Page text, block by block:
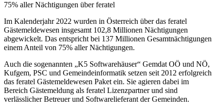
75% aller Nächtigungen über feratel
Im Kalenderjahr 2022 wurden in Österreich über das feratel
Gästemeldewesen insgesamt 102,8 Millionen Nächtigungen
abgewickelt. Das entspricht bei 137 Millionen Gesamtnächtigungen
einem Anteil von 75% aller Nächtigungen.
Auch die sogenannten „K5 Softwarehäuser“ Gemdat OÖ und NÖ,
Kufgem, PSC und Gemeindeinformatik setzen seit 2012 erfolgreich
das feratel Gästemeldewesen Paket ein. Sie agieren dabei im
Bereich Gästemeldung als feratel Lizenzpartner und sind
verlässlicher Betreuer und Softwarelieferant der Gemeinden.